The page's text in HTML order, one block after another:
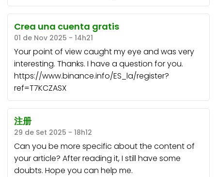
Crea una cuenta gratis
01 de Nov 2025 - 14h21
Your point of view caught my eye and was very
interesting. Thanks. I have a question for you.
https://www.binance.info/ES_la/register?
ref=T7KCZASX
注册
29 de Set 2025 - 18h12
Can you be more specific about the content of
your article? After reading it, I still have some
doubts. Hope you can help me.